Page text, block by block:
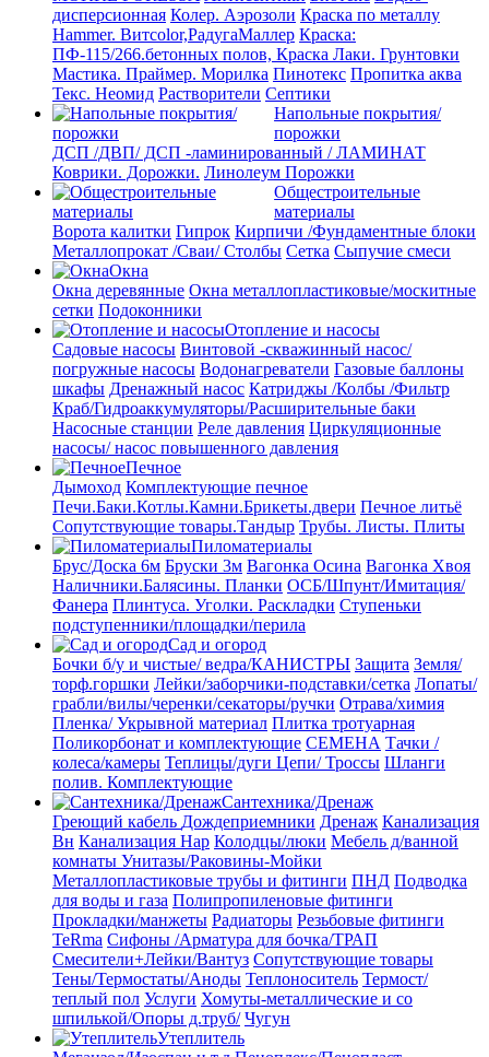
дисперсионная Колер. Аэрозоли Краска по металлу
Hammer. Витcolor,РадугаМаллер Краска:
ПФ-115/266.бетонных полов, Краска Лаки. Грунтовки
Мастика. Праймер. Морилка Пинотекс Пропитка аква
Текс. Неомид Растворители Септики
Напольные покрытия/
порожки
ДСП /ДВП/ ДСП -ламинированный / ЛАМИНАТ
Коврики. Дорожки. Линолеум Порожки
Общестроительные
материалы
Ворота калитки Гипрок Кирпичи /Фундаментные блоки
Металлопрокат /Сваи/ Столбы Сетка Сыпучие смеси
Окна
Окна деревянные Окна металлопластиковые/москитные
сетки Подоконники
Отопление и насосы
Cадовые насосы Винтовой -скважинный насос/
погружные насосы Водонагреватели Газовые баллоны
шкафы Дренажный насос Катриджы /Колбы /Фильтр
Краб/Гидроаккумуляторы/Расширительные баки
Насосные станции Реле давления Циркуляционные
насосы/ насос повышенного давления
Печное
Дымоход Комплектующие печное
Печи.Баки.Котлы.Камни.Брикеты.двери Печное литьё
Сопутствующие товары.Тандыр Трубы. Листы. Плиты
Пиломатериалы
Брус/Доска 6м Бруски 3м Вагонка Осина Вагонка Хвоя
Наличники.Балясины. Планки ОСБ/Шпунт/Имитация/
Фанера Плинтуса. Уголки. Раскладки Ступеньки
подступенники/площадки/перила
Сад и огород
Бочки б/у и чистые/ ведра/КАНИСТРЫ Защита Земля/
торф.горшки Лейки/заборчики-подставки/сетка Лопаты/
грабли/вилы/черенки/секаторы/ручки Отрава/химия
Пленка/ Укрывной материал Плитка тротуарная
Поликорбонат и комплектующие СЕМЕНА Тачки /
колеса/камеры Теплицы/дуги Цепи/ Троссы Шланги
полив. Комплектующие
Сантехника/Дренаж
Греющий кабель Дождеприемники Дренаж Канализация
Вн Канализация Нар Колодцы/люки Мебель д/ванной
комнаты Унитазы/Раковины-Мойки
Металлопластиковые трубы и фитинги ПНД Подводка
для воды и газа Полипропиленовые фитинги
Прокладки/манжеты Радиаторы Резьбовые фитинги
TeRma Сифоны /Арматура для бочка/ТРАП
Смесители+Лейки/Вантуз Сопутствующие товары
Тены/Термостаты/Аноды Теплоноситель Термост/
теплый пол Услуги Хомуты-металлические и со
шпилькой/Опоры д.труб/ Чугун
Утеплитель